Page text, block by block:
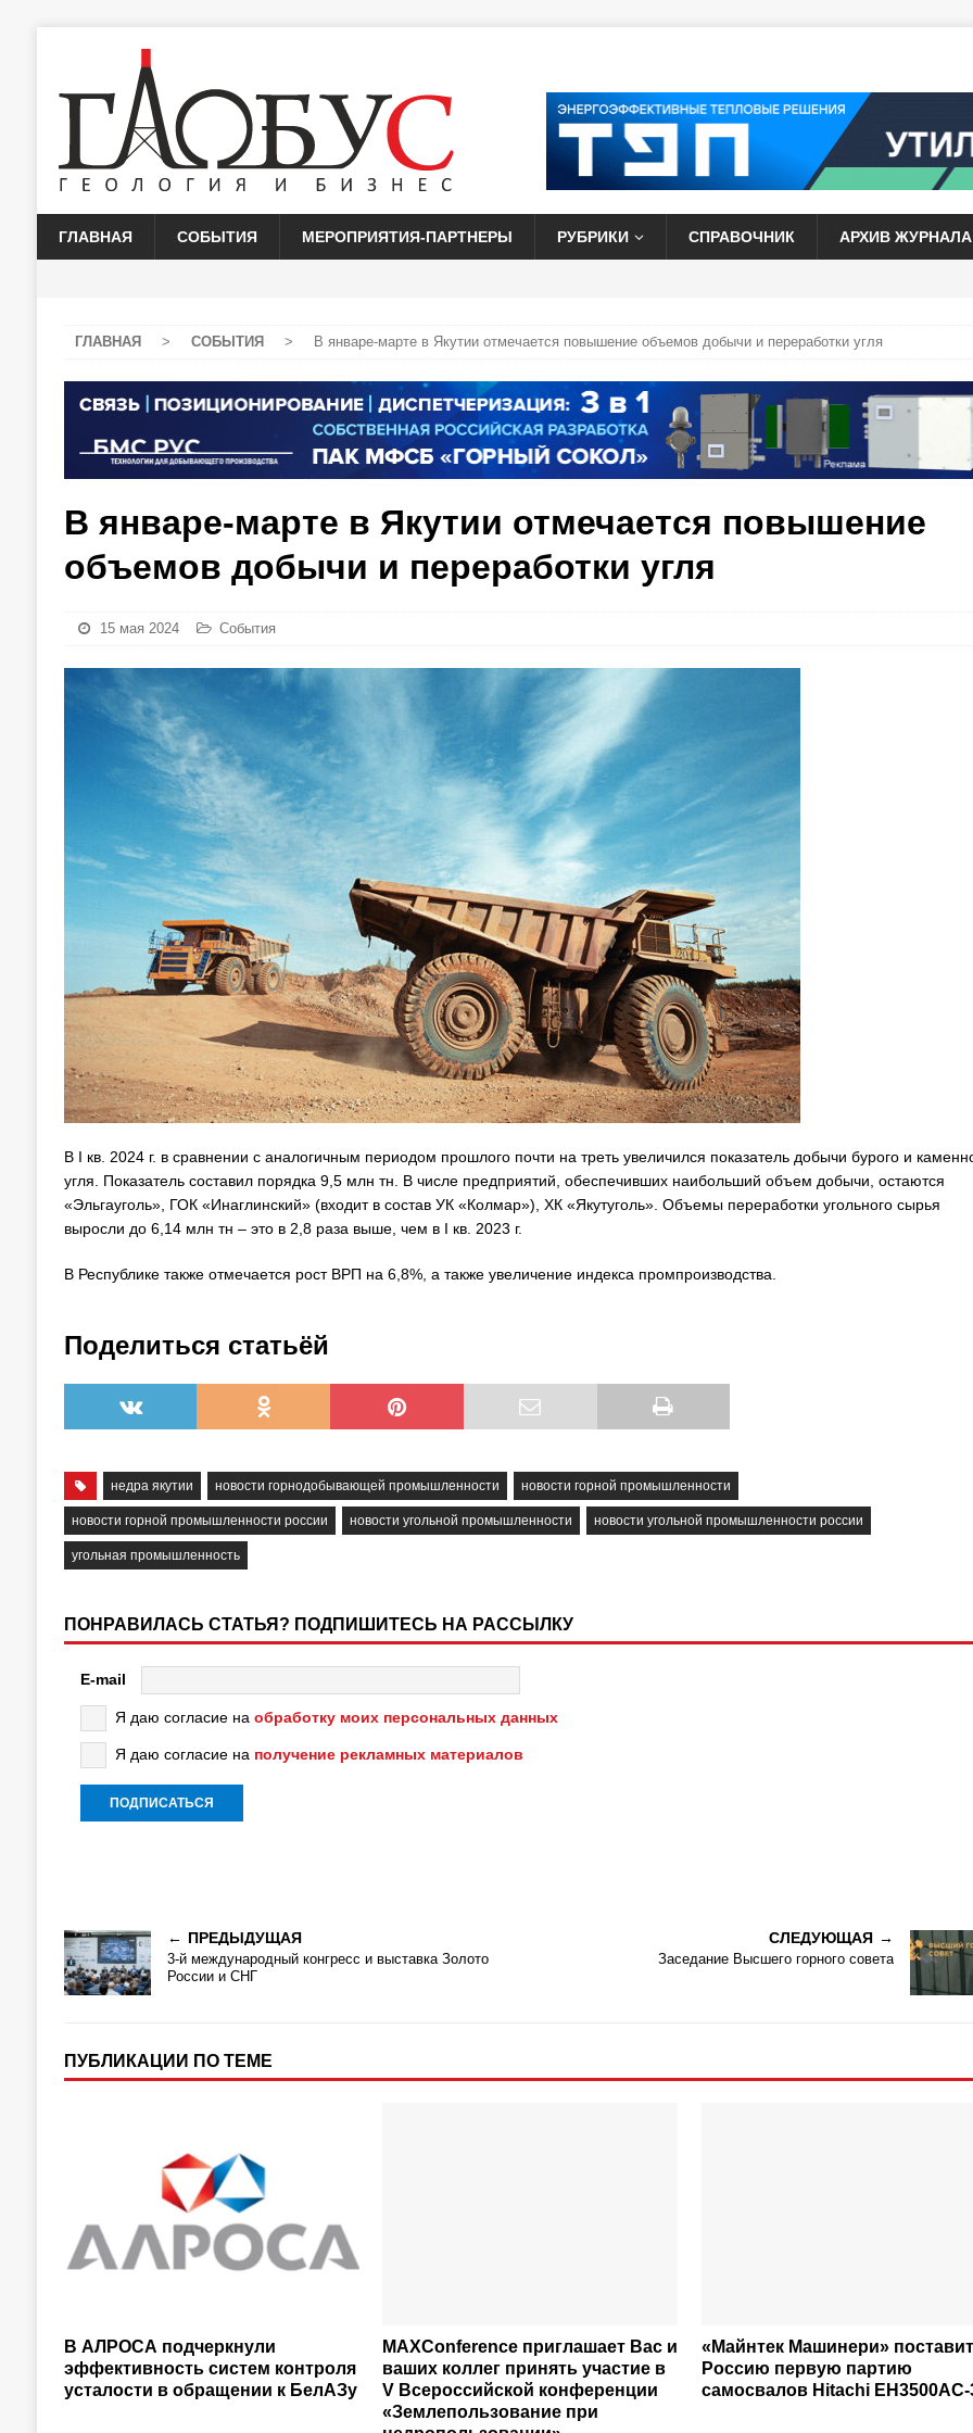
ГЛАВНАЯ СОБЫТИЯ МЕРОПРИЯТИЯ-ПАРТНЕРЫ РУБРИКИ СПРАВОЧНИК АРХИВ ЖУРНАЛА
ГЛАВНАЯ > СОБЫТИЯ > В январе-марте в Якутии отмечается повышение объемов добычи и переработки угля
В январе-марте в Якутии отмечается повышение
объемов добычи и переработки угля
15 мая 2024 События
В I кв. 2024 г. в сравнении с аналогичным периодом прошлого почти на треть увеличился показатель добычи бурого и
угля. Показатель составил порядка 9,5 млн тн. В числе предприятий, обеспечивших наибольший объем добычи, остаются
«Эльгауголь», ГОК «Инаглинский» (входит в состав УК «Колмар»), ХК «Якутуголь». Объемы переработки угольного сырья
выросли до 6,14 млн тн – это в 2,8 раза выше, чем в I кв. 2023 г.
В Республике также отмечается рост ВРП на 6,8%, а также увеличение индекса промпроизводства.
Поделиться статьёй
недра якутии новости горнодобывающей промышленности новости горной промышленности
новости горной промышленности россии новости угольной промышленности новости угольной промышленности россии
угольная промышленность
ПОНРАВИЛАСЬ СТАТЬЯ? ПОДПИШИТЕСЬ НА РАССЫЛКУ
E-mail
Я даю согласие на обработку моих персональных данных
Я даю согласие на получение рекламных материалов
ПРЕДЫДУЩАЯ
3-й международный конгресс и выставка Золото
России и СНГ
СЛЕДУЮЩАЯ
Заседание Высшего горного совета
ПУБЛИКАЦИИ ПО ТЕМЕ
В АЛРОСА подчеркнули
эффективность систем контроля
усталости в обращении к БелАЗу
MAXConference приглашает Вас и
ваших коллег принять участие в
V Всероссийской конференции
«Землепользование при
«Майнтек Машинери»
Россию первую партию
самосвалов Hitachi ЕН3500АС-